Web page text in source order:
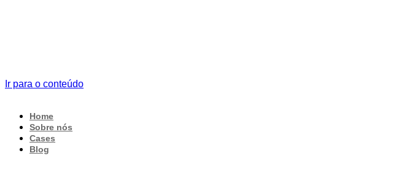
Ir para o conteúdo
Home
Sobre nós
Cases
Blog